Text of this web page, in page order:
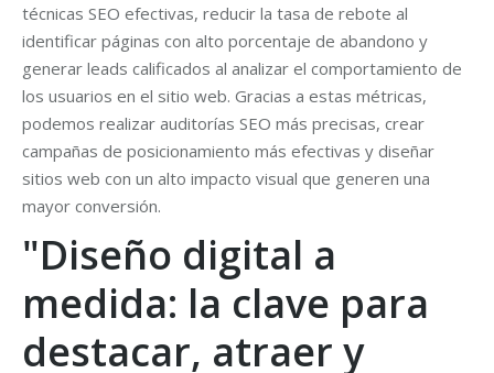
técnicas SEO efectivas, reducir la tasa de rebote al
identificar páginas con alto porcentaje de abandono y
generar leads calificados al analizar el comportamiento de
los usuarios en el sitio web. Gracias a estas métricas,
podemos realizar auditorías SEO más precisas, crear
campañas de posicionamiento más efectivas y diseñar
sitios web con un alto impacto visual que generen una
mayor conversión.
"Diseño digital a
medida: la clave para
destacar, atraer y